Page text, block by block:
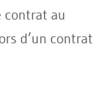
contrat au
d’un contrat